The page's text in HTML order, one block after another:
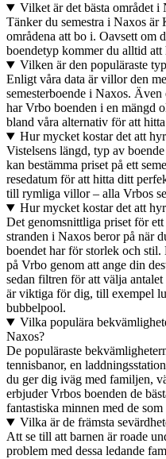
Vilket är det bästa området i
Tänker du semestra i Naxos är
områdena att bo i. Oavsett om
boendetyp kommer du alltid
Vilken är den populäraste
Enligt våra data är villor den
semesterboende i Naxos.
har Vrbo boenden i en mängd
bland våra alternativ för att
Hur mycket kostar det att
Vistelsens längd, typ av
kan bestämma priset på ett
resedatum för att hitta ditt
till rymliga villor – alla Vrbos
Hur mycket kostar det att
Det genomsnittliga priset för
stranden i Naxos beror på när
boendet har för storlek och
på Vrbo genom att ange din
sedan filtren för att välja
är viktiga för dig, till exempel
bubbelpool.
Vilka populära
Naxos?
De populäraste
tennisbanor, en
du ger dig iväg med familjen,
erbjuder Vrbos boenden de
fantastiska minnen med de som
Vilka är de främsta
Att se till att barnen är roade
problem med dessa ledande